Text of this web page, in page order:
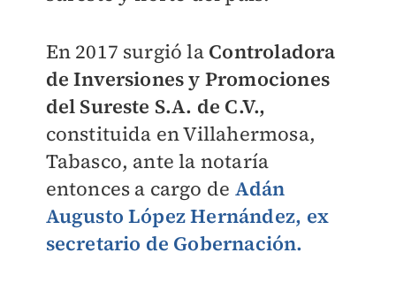
En 2017 surgió la Controladora
de Inversiones y Promociones
del Sureste S.A. de C.V.,
constituida en Villahermosa,
Tabasco, ante la notaría
entonces a cargo de Adán
Augusto López Hernández, ex
secretario de Gobernación.